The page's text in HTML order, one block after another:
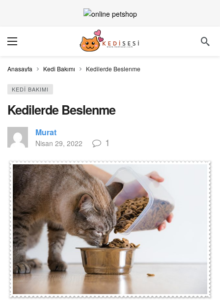
Anasayfa Kedi Bakımı Kedilerde Beslenme
KEDI BAKIMI
Kedilerde Beslenme
Murat
Nisan 29, 2022 1